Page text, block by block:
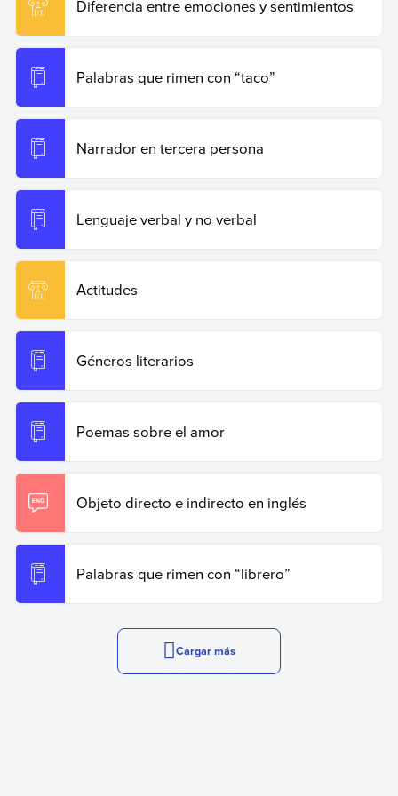
Diferencia entre emociones y sentimientos
Palabras que rimen con “taco”
Narrador en tercera persona
Lenguaje verbal y no verbal
Actitudes
Géneros literarios
Poemas sobre el amor
Objeto directo e indirecto en inglés
Palabras que rimen con “librero”
Cargar más